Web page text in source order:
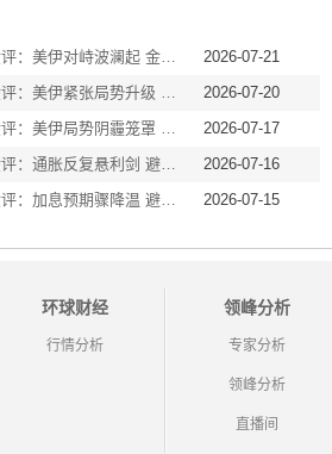
2026-07-21
2026-07-20
2026-07-17
2026-07-16
2026-07-15
环球财经
行情分析
领峰分析
专家分析
领峰分析
直播间